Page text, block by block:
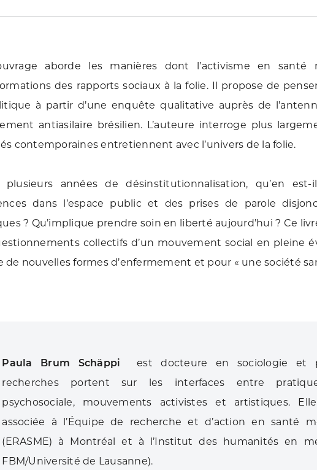
aborde les manières dont l’activisme en santé
des rapports sociaux à la folie. Il propose de
à partir d’une enquête qualitative auprès de
antiasilaire brésilien. L’auteure interroge plus
contemporaines entretiennent avec l’univers de la folie.
plusieurs années de désinstitutionnalisation, qu’en
dans l’espace public et des prises de parole
? Qu’implique prendre soin en liberté aujourd’hui ? Ce
collectifs d’un mouvement social en pleine
de nouvelles formes d’enfermement et pour « une société
Paula Brum Schäppi est docteure en sociologie et
recherches portent sur les interfaces entre
psychosociale, mouvements activistes et artistiques.
associée à l’Équipe de recherche et d’action en santé
(ERASME) à Montréal et à l’Institut des humanités en
FBM/Université de Lausanne).